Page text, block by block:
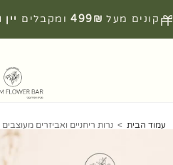
קונים מעל499₪ומקבליםיין
עמוד הבית > נרות ריחניים ואביזרים מעוצבים